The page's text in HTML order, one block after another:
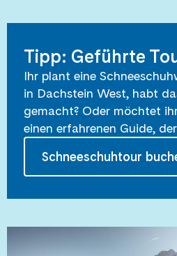
Tipp: Geführte
Ihr plant eine
in Dachstein West, habt
gemacht? Oder möchtet
einen erfahrenen Guide,
Schneeschuhtour